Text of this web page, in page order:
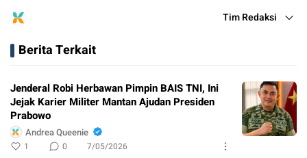
Tim Redaksi
Berita Terkait
Jenderal Robi Herbawan Pimpin BAIS TNI, Ini
Jejak Karier Militer Mantan Ajudan Presiden
Prabowo
Andrea Queenie
1 0 7/05/2026